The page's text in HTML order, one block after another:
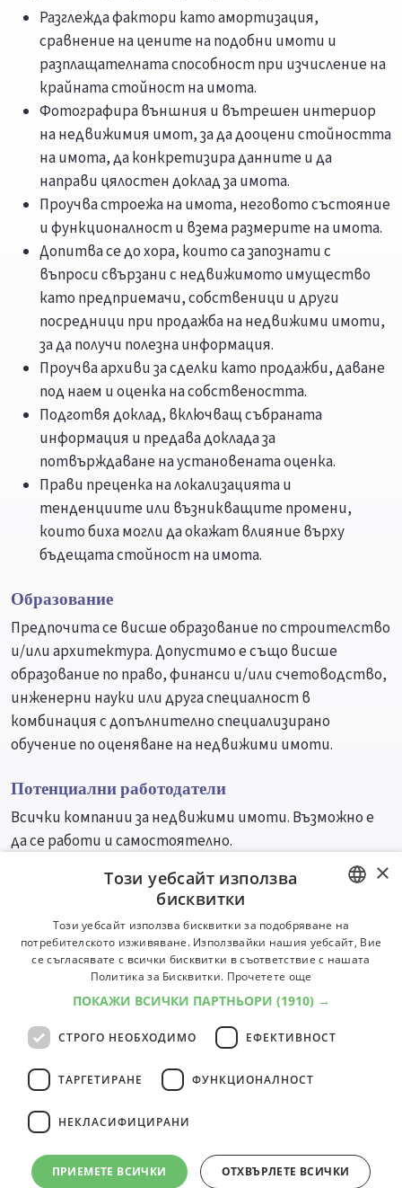
Разглежда фактори като амортизация,
сравнение на цените на подобни имоти и
разплащателната способност при изчисление на
крайната стойност на имота.
Фотографира външния и вътрешен интериор
на недвижимия имот, за да дооцени стойността
на имота, да конкретизира данните и да
направи цялостен доклад за имота.
Проучва строежа на имота, неговото състояние
и функционалност и взема размерите на имота.
Допитва се до хора, които са запознати с
въпроси свързани с недвижимото имущество
като предприемачи, собственици и други
посредници при продажба на недвижими имоти,
за да получи полезна информация.
Проучва архиви за сделки като продажби, даване
под наем и оценка на собствеността.
Подготвя доклад, включващ събраната
информация и предава доклада за
потвърждаване на установената оценка.
Прави преценка на локализацията и
тенденциите или възникващите промени,
които биха могли да окажат влияние върху
бъдещата стойност на имота.
Образование
Предпочита се висше образование по строителство
и/или архитектура. Допустимо е също висше
образование по право, финанси и/или счетоводство,
инженерни науки или друга специалност в
комбинация с допълнително специализирано
обучение по оценяване на недвижими имоти.
Потенциални работодатели
Всички компании за недвижими имоти. Възможно е
да се работи и самостоятелно.
Университети Специалности
BULGARIAN
ENGLISH
×
Този уебсайт използва
бисквитки
Този уебсайт използва бисквитки за подобряване на
потребителското изживяване. Използвайки нашия уебсайт, Вие
се съгласявате с всички бисквитки в съответствие с нашата
Политика за Бисквитки. Прочетете още
ПОКАЖИ ВСИЧКИ ПАРТНЬОРИ (1910) →
СТРОГО НЕОБХОДИМО ЕФЕКТИВНОСТ
ТАРГЕТИРАНЕ ФУНКЦИОНАЛНОСТ
НЕКЛАСИФИЦИРАНИ
ПРИЕМЕТЕ ВСИЧКИ ОТХВЪРЛЕТЕ ВСИЧКИ